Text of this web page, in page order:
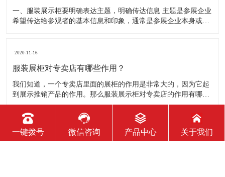
2020-11-16
一键拨号 微信咨询 产品中心 关于我们